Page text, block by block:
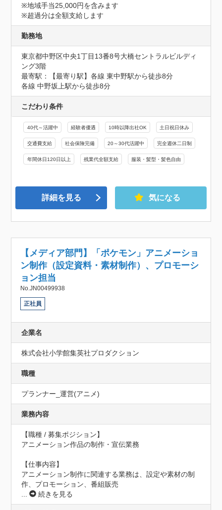
※地域手当25,000円を含みます
※超過分は全額支給します
勤務地
東京都中野区中央1丁目13番8号大橋セントラルビルディ
ング3階
最寄駅：【最寄り駅】各線 東中野駅から徒歩8分
各線 中野坂上駅から徒歩8分
こだわり条件
40代～活躍中 経験者優遇 10時以降出社OK 土日祝日休み
交通費支給 社会保険完備 20～30代活躍中 完全週休二日制
年間休日120日以上 残業代全額支給 服装・髪型・髪色自由
詳細を見る 気になる
【メディア部門】「ポケモン」アニメーショ
ン制作（設定資料・素材制作）、プロモーシ
ョン担当
No.JN00499938
正社員
企業名
株式会社小学館集英社プロダクション
職種
プランナー_運営(アニメ)
業務内容
【職種 / 募集ポジション】
アニメーション作品の制作・宣伝業務
【仕事内容】
アニメーション制作に関連する業務は、設定や素材の制
作、プロモーション、番組販売
...
続きを見る